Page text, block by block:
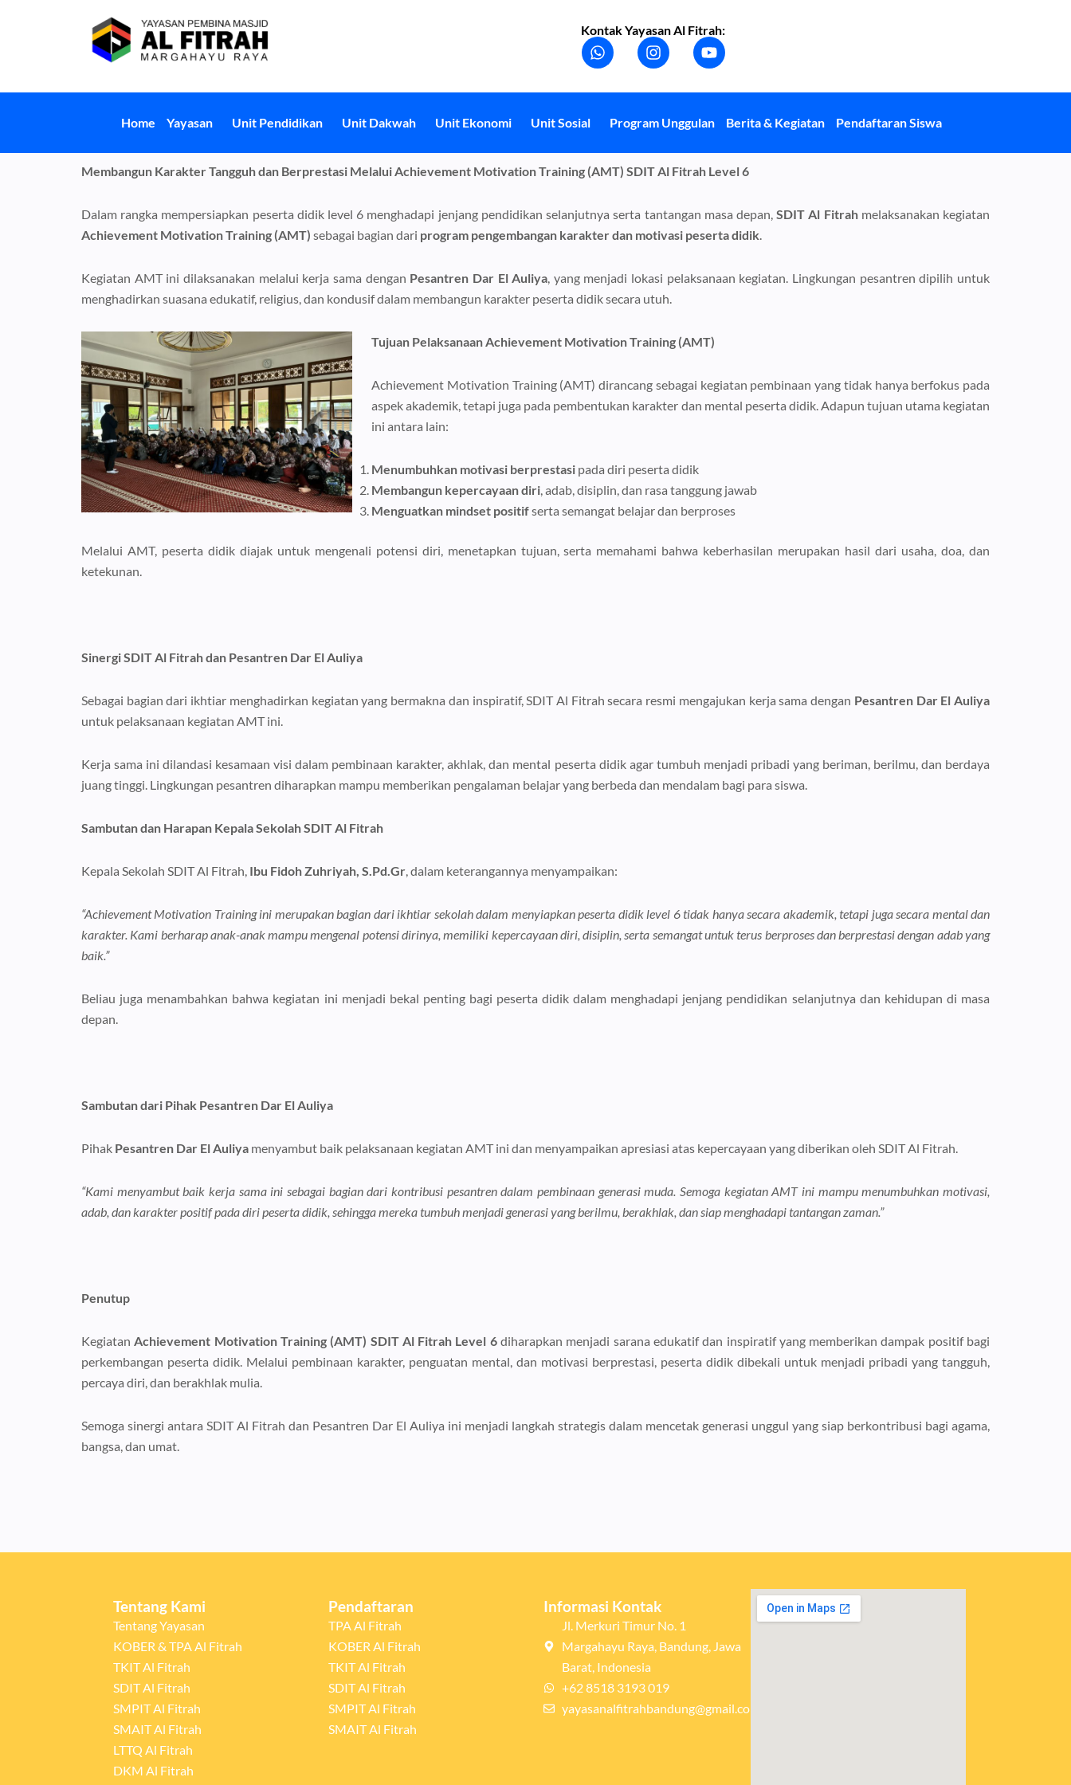
Kontak Yayasan Al Fitrah:
W
h
t
p
I
n
t
g
a
m
Y
o
t
b
Home Yayasan Unit Pendidikan Unit Dakwah Unit Ekonomi Unit Sosial Program Unggulan Berita & Kegiatan Pendaftaran Siswa
Membangun Karakter Tangguh dan Berprestasi Melalui Achievement Motivation Training (AMT) SDIT Al Fitrah Level 6
Dalam rangka mempersiapkan peserta didik level 6 menghadapi jenjang pendidikan selanjutnya serta tantangan masa depan,SDIT Al Fitrahmelaksanakan kegiatan
Achievement Motivation Training (AMT) sebagai bagian dari program pengembangan karakter dan motivasi peserta didik.
Kegiatan AMT ini dilaksanakan melalui kerja sama dengan Pesantren Dar El Auliya, yang menjadi lokasi pelaksanaan kegiatan. Lingkungan pesantren dipilih untuk
menghadirkan suasana edukatif, religius, dan kondusif dalam membangun karakter peserta didik secara utuh.
Tujuan Pelaksanaan Achievement Motivation Training (AMT)
Achievement Motivation Training (AMT) dirancang sebagai kegiatan pembinaan yang tidak hanya berfokus pada
aspek akademik, tetapi juga pada pembentukan karakter dan mental peserta didik. Adapun tujuan utama kegiatan
ini antara lain:
Menumbuhkan motivasi berprestasi pada diri peserta didik
Membangun kepercayaan diri, adab, disiplin, dan rasa tanggung jawab
Menguatkan mindset positifserta semangat belajar dan berproses
Melalui AMT, peserta didik diajak untuk mengenali potensi diri, menetapkan tujuan, serta memahami bahwa keberhasilan merupakan hasil dari usaha, doa, dan
ketekunan.
Sinergi SDIT Al Fitrah dan Pesantren Dar El Auliya
Sebagai bagian dari ikhtiar menghadirkan kegiatan yang bermakna dan inspiratif, SDIT Al Fitrah secara resmi mengajukan kerja sama dengan Pesantren Dar El Auliya
untuk pelaksanaan kegiatan AMT ini.
Kerja sama ini dilandasi kesamaan visi dalam pembinaan karakter, akhlak, dan mental peserta didik agar tumbuh menjadi pribadi yang beriman, berilmu, dan berdaya
juang tinggi. Lingkungan pesantren diharapkan mampu memberikan pengalaman belajar yang berbeda dan mendalam bagi para siswa.
Sambutan dan Harapan Kepala Sekolah SDIT Al Fitrah
Kepala Sekolah SDIT Al Fitrah, Ibu Fidoh Zuhriyah, S.Pd.Gr, dalam keterangannya menyampaikan:
“Achievement Motivation Training ini merupakan bagian dari ikhtiar sekolah dalam menyiapkan peserta didik level 6 tidak hanya secara akademik, tetapi juga secara mental dan
karakter. Kami berharap anak-anak mampu mengenal potensi dirinya, memiliki kepercayaan diri, disiplin, serta semangat untuk terus berproses dan berprestasi dengan adab yang
baik.”
Beliau juga menambahkan bahwa kegiatan ini menjadi bekal penting bagi peserta didik dalam menghadapi jenjang pendidikan selanjutnya dan kehidupan di masa
depan.
Sambutan dari Pihak Pesantren Dar El Auliya
Pihak Pesantren Dar El Auliya menyambut baik pelaksanaan kegiatan AMT ini dan menyampaikan apresiasi atas kepercayaan yang diberikan oleh SDIT Al Fitrah.
“Kami menyambut baik kerja sama ini sebagai bagian dari kontribusi pesantren dalam pembinaan generasi muda. Semoga kegiatan AMT ini mampu menumbuhkan motivasi,
adab, dan karakter positif pada diri peserta didik, sehingga mereka tumbuh menjadi generasi yang berilmu, berakhlak, dan siap menghadapi tantangan zaman.”
Penutup
KegiatanAchievement Motivation Training (AMT) SDIT Al Fitrah Level 6diharapkan menjadi sarana edukatif dan inspiratif yang memberikan dampak positif bagi
perkembangan peserta didik. Melalui pembinaan karakter, penguatan mental, dan motivasi berprestasi, peserta didik dibekali untuk menjadi pribadi yang tangguh,
percaya diri, dan berakhlak mulia.
Semoga sinergi antara SDIT Al Fitrah dan Pesantren Dar El Auliya ini menjadi langkah strategis dalam mencetak generasi unggul yang siap berkontribusi bagi agama,
bangsa, dan umat.
Tentang Kami
Tentang Yayasan
KOBER & TPA Al Fitrah
TKIT Al Fitrah
SDIT Al Fitrah
SMPIT Al Fitrah
SMAIT Al Fitrah
LTTQ Al Fitrah
DKM Al Fitrah
Pendaftaran
TPA Al Fitrah
KOBER Al Fitrah
TKIT Al Fitrah
SDIT Al Fitrah
SMPIT Al Fitrah
SMAIT Al Fitrah
Informasi Kontak
Jl. Merkuri Timur No. 1
Margahayu Raya, Bandung, Jawa
Barat, Indonesia
+62 8518 3193 019
yayasanalfitrahbandung@gmail.com